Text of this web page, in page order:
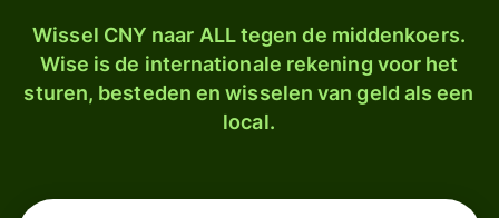
Wissel CNY naar ALL tegen de middenkoers.
Wise is de internationale rekening voor het
sturen, besteden en wisselen van geld als een
local.